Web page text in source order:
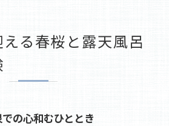
過ごす夏の爽やかさ
た露天風呂の魅力
と共に過ごす夏の温泉
る春桜と露天風呂
の心和むひととき